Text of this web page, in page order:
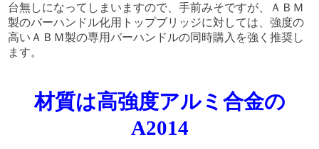
台無しになってしまいますので、手前みそですが、ＡＢＭ
製のバーハンドル化用トップブリッジに対しては、強度の
高いＡＢＭ製の専用バーハンドルの同時購入を強く推奨し
ます。
材質は高強度アルミ合金の
A2014